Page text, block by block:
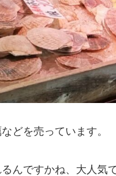
どを売っています。
んですかね、大人気